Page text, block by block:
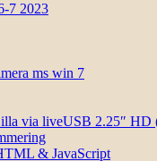
7 2023
ms win 7
via liveUSB 2.25″ HD
& JavaScript